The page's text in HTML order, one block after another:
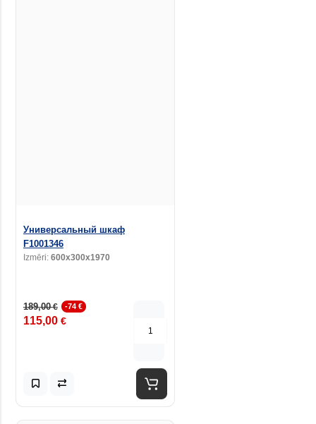
Универсальный шкаф
F1001346
Izmēri: 600x300x1970
189,00€ -74 €
115,00 €